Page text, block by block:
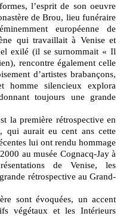
l’esprit de son oeuvre
de Brou, lieu funéraire
européenne de
qui travaillait à Venise et
exilé (il se surnommait « Il
rencontre également celle
d’artistes brabançons,
homme silencieux explora
toujours une grande
la première rétrospective en
qui aurait eu cent ans cette
lui ont rendu hommage
au musée Cognacq-Jay à
de Venise, les
rétrospective au Grand-
sont évoquées, un accent
végétaux et les Intérieurs